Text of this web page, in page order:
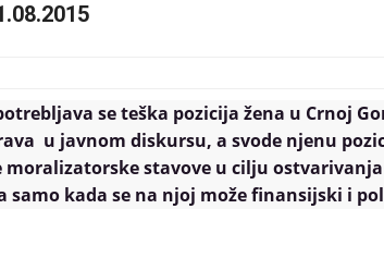
se teška pozicija žena u Crnoj
u javnom diskursu, a svode njenu
moralizatorske stavove u cilju
samo kada se na njoj može finansijski i